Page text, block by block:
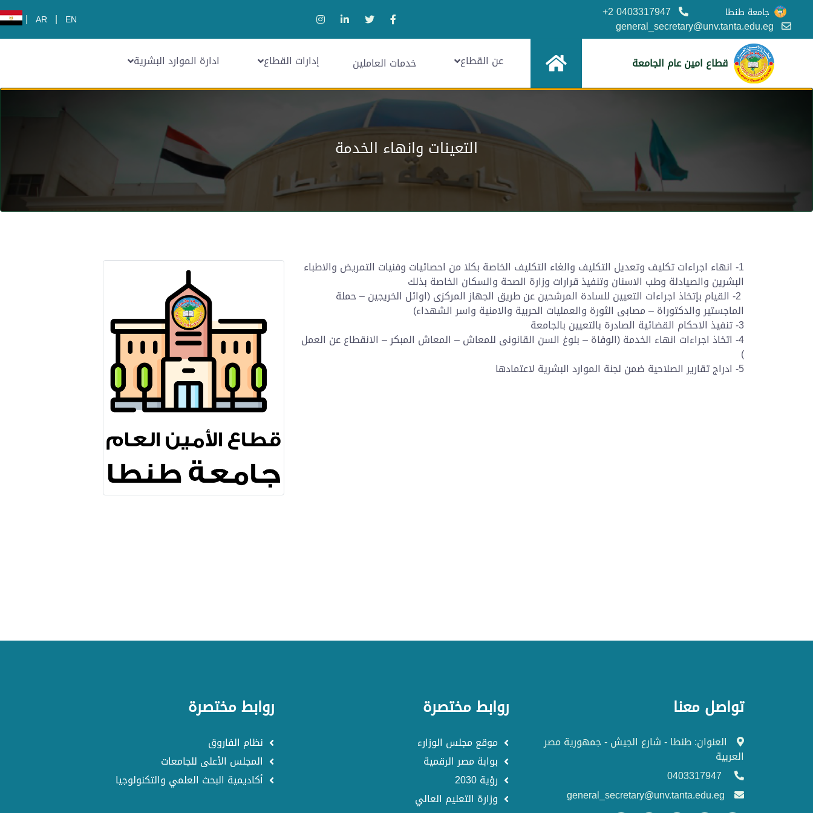
جامعة طنطا 0403317947 2+
general_secretary@unv.tanta.edu.eg
EN
|
AR
|
قطاع امين عام الجامعة عن القطاع خدمات العاملين إدارات القطاع ادارة الموارد البشرية
التعينات وانهاء الخدمة
1- انهاء اجراءات تكليف وتعديل التكليف والغاء التكليف الخاصة بكلا من احصائيات وفنيات التمريض والاطباء
البشرين والصيادلة وطب الاسنان وتنفيذ قرارات وزارة الصحة والسكان الخاصة بذلك
2- القيام بإتخاذ اجراءات التعيين للسادة المرشحين عن طريق الجهاز المركزى (اوائل الخريجين – حملة
الماجستير والدكتوراة – مصابى الثورة والعمليات الحربية والامنية واسر الشهداء)
3- تنفيذ الاحكام القضائية الصادرة بالتعيين بالجامعة
4- اتخاذ اجراءات انهاء الخدمة (الوفاة – بلوغ السن القانونى للمعاش – المعاش المبكر – الانقطاع عن العمل
)
5- ادراج تقارير الصلاحية ضمن لجنة الموارد البشرية لاعتمادها
تواصل معنا
العنوان: طنطا - شارع الجيش - جمهورية مصر
العربية
general_secretary@unv.tanta.edu.eg
روابط مختصرة
موقع مجلس الوزارء
بوابة مصر الرقمية
رؤية 2030
وزارة التعليم العالي
روابط مختصرة
نظام الفاروق
المجلس الأعلى للجامعات
أكاديمية البحث العلمي والتكنولوجيا